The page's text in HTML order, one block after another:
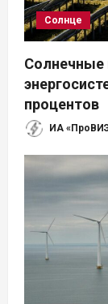
Солнце
Солнечные
процентов
ИА